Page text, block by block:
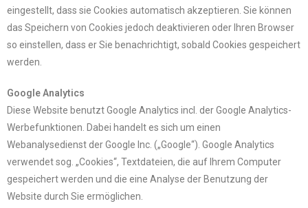
eingestellt, dass sie Cookies automatisch akzeptieren. Sie können
das Speichern von Cookies jedoch deaktivieren oder Ihren Browser
so einstellen, dass er Sie benachrichtigt, sobald Cookies gespeichert
werden.
Google Analytics
Diese Website benutzt Google Analytics incl. der Google Analytics-
Werbefunktionen. Dabei handelt es sich um einen
Webanalysedienst der Google Inc. („Google“). Google Analytics
verwendet sog. „Cookies“, Textdateien, die auf Ihrem Computer
gespeichert werden und die eine Analyse der Benutzung der
Website durch Sie ermöglichen.